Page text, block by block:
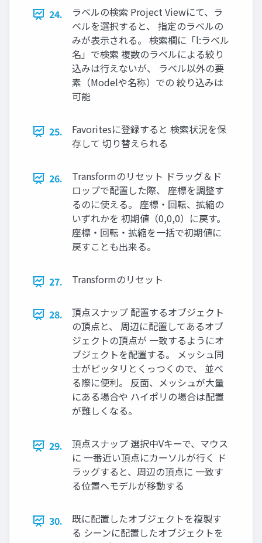
24.
ラベルの検索 Project Viewにて、ラ
ベルを選択すると、 指定のラベルの
みが表⽰される。 検索欄に「l:ラベル
名」で検索 複数のラベルによる絞り
込みは⾏えないが、 ラベル以外の要
素（Modelや名称）での 絞り込みは
可能
25.
Favoritesに登録すると 検索状況を保
存して 切り替えられる
26.
Transformのリセット ドラッグ＆ド
ロップで配置した際、 座標を調整す
るのに使える。 座標・回転、拡縮の
いずれかを 初期値（0,0,0）に戻す。
座標・回転・拡縮を⼀括で初期値に
戻すことも出来る。
27. Transformのリセット
28.
頂点スナップ 配置するオブジェクト
の頂点と、 周辺に配置してあるオブ
ジェクトの頂点が ⼀致するようにオ
ブジェクトを配置する。 メッシュ同
⼠がピッタリとくっつくので、 並べ
る際に便利。 反⾯、メッシュが⼤量
にある場合や ハイポリの場合は配置
が難しくなる。
29.
頂点スナップ 選択中Vキーで、マウス
に ⼀番近い頂点にカーソルが⾏く ド
ラッグすると、周辺の頂点に ⼀致す
る位置へモデルが移動する
30.
既に配置したオブジェクトを複製す
る シーンに配置したオブジェクトを